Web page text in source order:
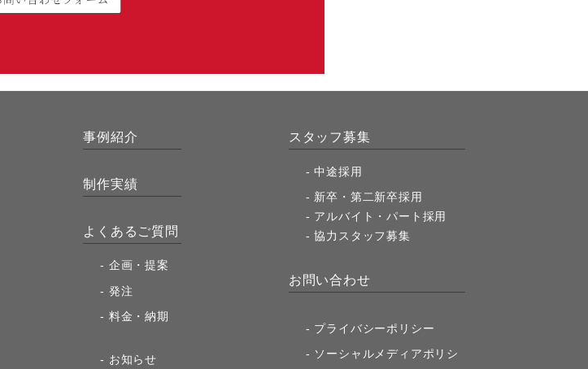
事例紹介
制作実績
よくあるご質問
企画・提案
発注
料金・納期
お知らせ
スタッフ募集
中途採用
新卒・第二新卒採用
アルバイト・パート採用
協力スタッフ募集
お問い合わせ
プライバシーポリシー
ソーシャルメディアポリシ